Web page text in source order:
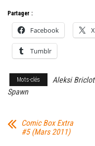
Partager :
Facebook X
Tumblr
Mots-clés Aleksi Briclot
Spawn
Comic Box Extra
#5 (Mars 2011)